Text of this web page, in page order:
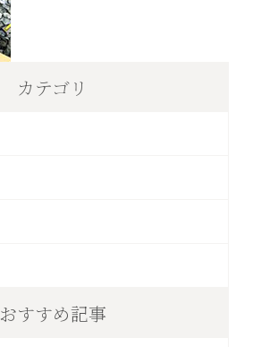
カテゴリ
おすすめ記事